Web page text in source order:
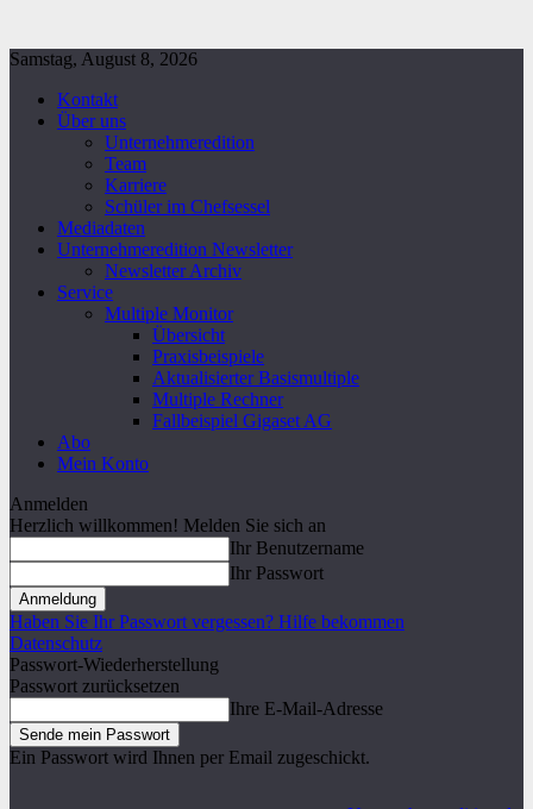
Samstag, August 8, 2026
Kontakt
Über uns
Unternehmeredition
Team
Karriere
Schüler im Chefsessel
Mediadaten
Unternehmeredition Newsletter
Newsletter Archiv
Service
Multiple Monitor
Übersicht
Praxisbeispiele
Aktualisierter Basismultiple
Multiple Rechner
Fallbeispiel Gigaset AG
Abo
Mein Konto
Anmelden
Herzlich willkommen! Melden Sie sich an
Ihr Benutzername
Ihr Passwort
Haben Sie Ihr Passwort vergessen? Hilfe bekommen
Datenschutz
Passwort-Wiederherstellung
Passwort zurücksetzen
Ihre E-Mail-Adresse
Ein Passwort wird Ihnen per Email zugeschickt.